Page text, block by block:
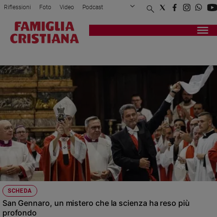
Attualità
Politica
Mondo
Economia
Legalità
e
giustizia
Sport
Interviste
Papa
Papa
Riflessioni Foto Video Podcast
Privacy Policy Chi siamo
Registrati Redazione
SCHEDA
San Gennaro, un mistero che la scienza ha reso più
profondo